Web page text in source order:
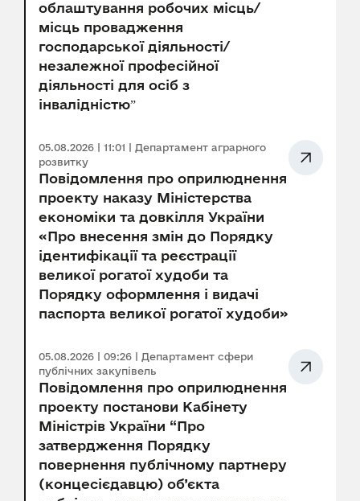
облаштування робочих місць/
місць провадження
господарської діяльності/
незалежної професійної
діяльності для осіб з
інвалідністюˮ
05.08.2026 | 11:01 | Департамент аграрного
розвитку
Повідомлення про оприлюднення
проекту наказу Міністерства
економіки та довкілля України
«Про внесення змін до Порядку
ідентифікації та реєстрації
великої рогатої худоби та
Порядку оформлення і видачі
паспорта великої рогатої худоби»
05.08.2026 | 09:26 | Департамент сфери
публічних закупівель
Повідомлення про оприлюднення
проекту постанови Кабінету
Міністрів України “Про
затвердження Порядку
повернення публічному партнеру
(концесієдавцю) об’єкта